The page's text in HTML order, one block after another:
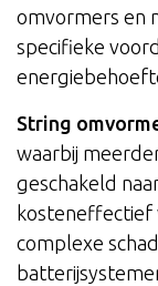
omvormers en
specifieke
String
waarbij
geschakeld
kosteneffectief
complexe